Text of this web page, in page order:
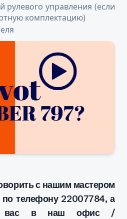
рулевого управления (если
комплектацию)
с нашим мастером
по телефону 22007784, а
вас в наш офис /